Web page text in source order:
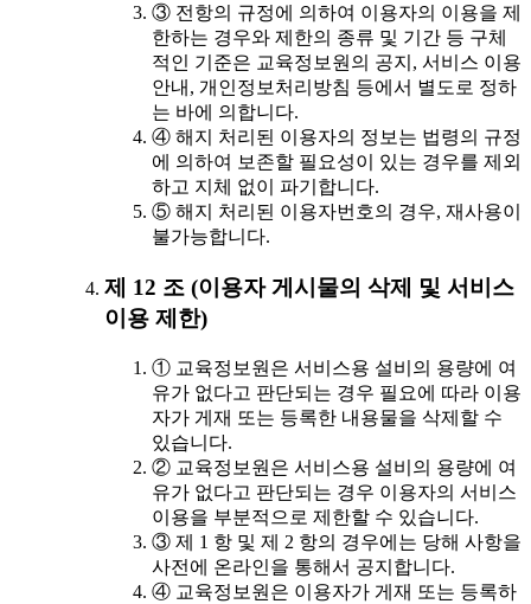
③ 전항의 규정에 의하여 이용자의 이용을 제
한하는 경우와 제한의 종류 및 기간 등 구체
적인 기준은 교육정보원의 공지, 서비스 이용
안내, 개인정보처리방침 등에서 별도로 정하
는 바에 의합니다.
④ 해지 처리된 이용자의 정보는 법령의 규정
에 의하여 보존할 필요성이 있는 경우를 제외
하고 지체 없이 파기합니다.
⑤ 해지 처리된 이용자번호의 경우, 재사용이
불가능합니다.
제 12 조 (이용자 게시물의 삭제 및 서비스
이용 제한)
① 교육정보원은 서비스용 설비의 용량에 여
유가 없다고 판단되는 경우 필요에 따라 이용
자가 게재 또는 등록한 내용물을 삭제할 수
있습니다.
② 교육정보원은 서비스용 설비의 용량에 여
유가 없다고 판단되는 경우 이용자의 서비스
이용을 부분적으로 제한할 수 있습니다.
③ 제 1 항 및 제 2 항의 경우에는 당해 사항을
사전에 온라인을 통해서 공지합니다.
④ 교육정보원은 이용자가 게재 또는 등록하